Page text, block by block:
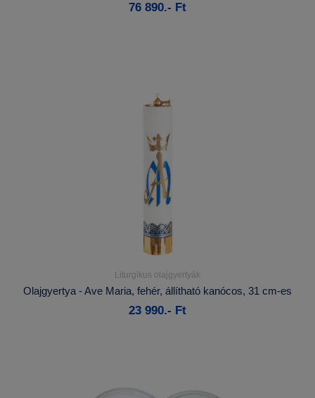
Kosárba
76 890.- Ft
Részletek...
Kosárba
Liturgikus olajgyertyák
Olajgyertya - Ave Maria, fehér, állítható kanócos, 31 cm-es
23 990.- Ft